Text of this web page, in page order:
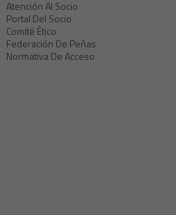
Atención Al Socio
Portal Del Socio
Comité Ético
Federación De Peñas
Normativa De Acceso